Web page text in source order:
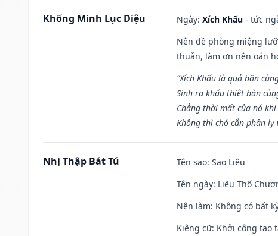
Khổng Minh Lục Diệu Ngày: Xích Khẩu - tức
Nên đề phòng miệng
thuẫn, làm ơn nên oán
“Xích Khẩu là quả bần
Sinh ra khẩu thiệt bàn
Chẳng thời mất của nó khi
Không thì chó cắn phân ly
Nhị Thập Bát Tú Tên sao: Sao Liễu
Tên ngày: Liễu Thổ
Nên làm: Không có bất
Kiêng cữ: Khởi công tạo